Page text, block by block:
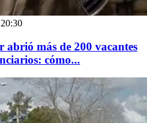
más de 200 vacantes
cómo...